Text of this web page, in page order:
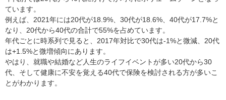
ています。
例えば、2021年には20代が18.9%、30代が18.6%、40代が17.7%と
なり、20代から40代の合計で55%を占めています。
年代ごとに時系列で見ると、2017年対比で30代は-1%と微減、20代
は+1.5%と微増傾向にあります。
やはり、就職や結婚など人生のライフイベントが多い20代から30
代、そして健康に不安を覚える40代で保険を検討される方が多いこ
とがわかります。